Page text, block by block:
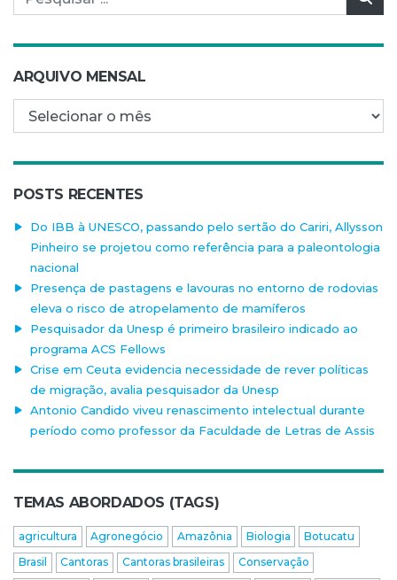
ARQUIVO MENSAL
Arquivo mensal
POSTS RECENTES
Do IBB à UNESCO, passando pelo sertão do Cariri, Allysson
Pinheiro se projetou como referência para a paleontologia
nacional
Presença de pastagens e lavouras no entorno de rodovias
eleva o risco de atropelamento de mamíferos
Pesquisador da Unesp é primeiro brasileiro indicado ao
programa ACS Fellows
Crise em Ceuta evidencia necessidade de rever políticas
de migração, avalia pesquisador da Unesp
Antonio Candido viveu renascimento intelectual durante
período como professor da Faculdade de Letras de Assis
TEMAS ABORDADOS (TAGS)
agricultura Agronegócio Amazônia Biologia
Botucatu
Brasil
Cantoras Cantoras brasileiras
Conservação